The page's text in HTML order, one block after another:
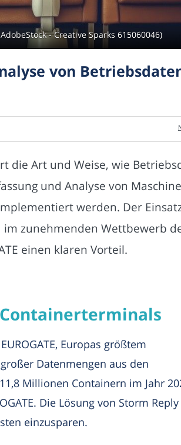
- Creative Sparks 615060046)
von
die Art und Weise, wie
und Analyse von
werden. Der
im zunehmenden Wettbewerb
einen klaren Vorteil.
Europas größtem
Datenmengen aus den
Millionen Containern im Jahr
Die Lösung von Storm Reply
einzusparen.